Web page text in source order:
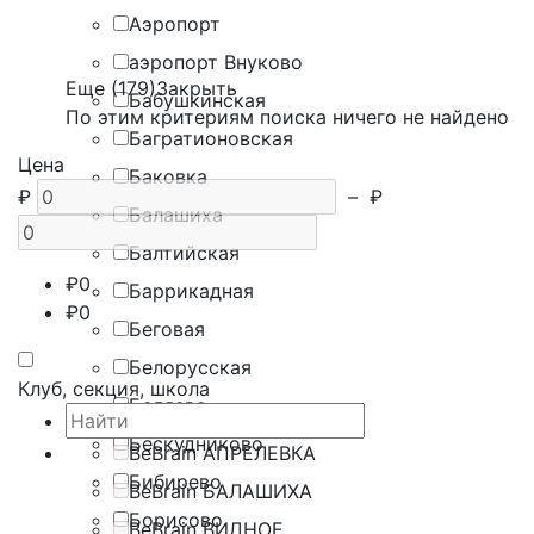
Аэропорт
аэропорт Внуково
Бабушкинская
Багратионовская
Баковка
Балашиха
Балтийская
Баррикадная
Беговая
Белорусская
Беляево
Бескудниково
Бибирево
Борисово
Еще (179)Закрыть
По этим критериям поиска ничего не найдено
Цена
₽
– ₽
₽0
₽0
Клуб, секция, школа
BeBrain АПРЕЛЕВКА
BeBrain БАЛАШИХА
BeBrain ВИДНОЕ